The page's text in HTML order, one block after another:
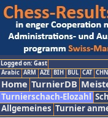
Logged on: Gast
Arabic ARM AZE BIH BUL CAT CHN
Home TurnierDB
Turnierschach-Elozahl
Allgemeines Turnier